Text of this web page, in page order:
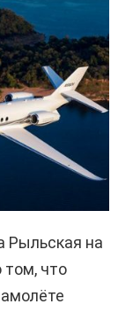
Рыльская на
том, что